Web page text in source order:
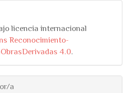
licencia internacional
Reconocimiento-
4.0.
a